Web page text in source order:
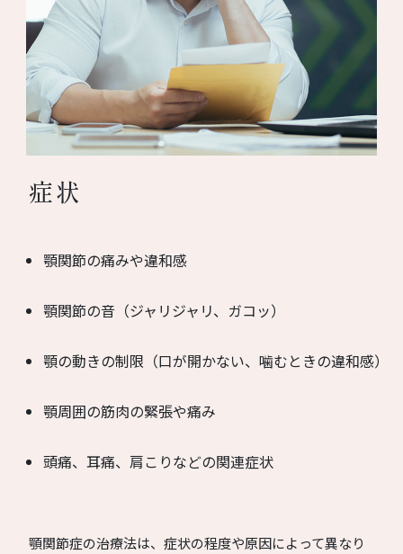
症状
顎関節の痛みや違和感
顎関節の音（ジャリジャリ、ガコッ）
顎の動きの制限（口が開かない、噛むときの違和感）
顎周囲の筋肉の緊張や痛み
頭痛、耳痛、肩こりなどの関連症状
顎関節症の治療法は、症状の程度や原因によって異なり